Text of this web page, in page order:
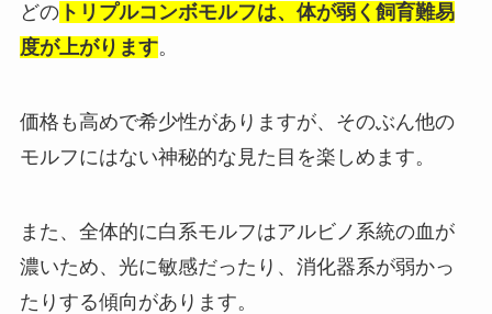
どのトリプルコンボモルフは、体が弱く飼育難易
度が上がります。
価格も高めで希少性がありますが、そのぶん他の
モルフにはない神秘的な見た目を楽しめます。
また、全体的に白系モルフはアルビノ系統の血が
濃いため、光に敏感だったり、消化器系が弱かっ
たりする傾向があります。